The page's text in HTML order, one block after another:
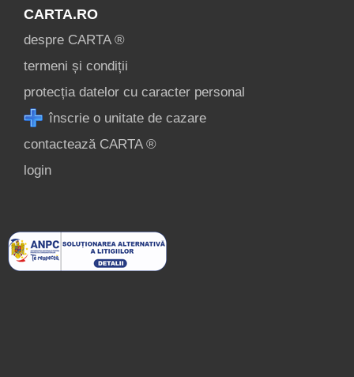
CARTA.RO
despre CARTA ®
termeni și condiții
protecția datelor cu caracter personal
înscrie o unitate de cazare
contactează CARTA ®
login